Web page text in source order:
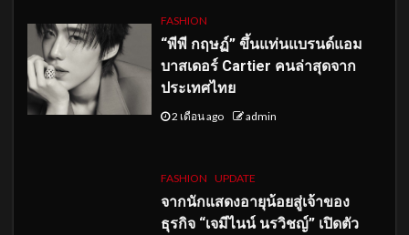
FASHION
“พีพี กฤษฏ์” ขึ้นแท่นแบรนด์แอม
บาสเดอร์ Cartier คนล่าสุดจาก
ประเทศไทย
2 เดือน ago admin
FASHION UPDATE
จากนักแสดงอายุน้อยสู่เจ้าของ
ธุรกิจ “เจมีไนน์ นรวิชญ์” เปิดตัว